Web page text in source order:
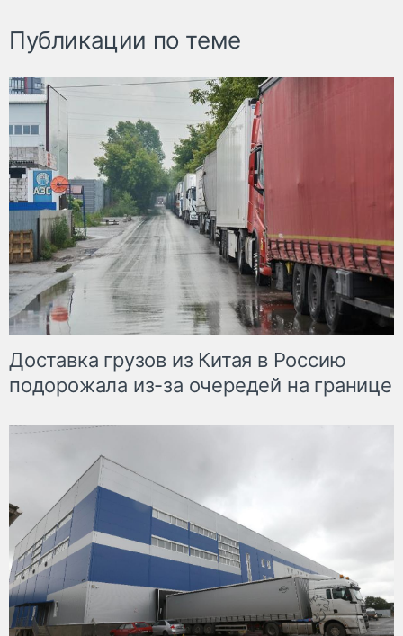
Публикации по теме
Доставка грузов из Китая в Россию
подорожала из-за очередей на границе